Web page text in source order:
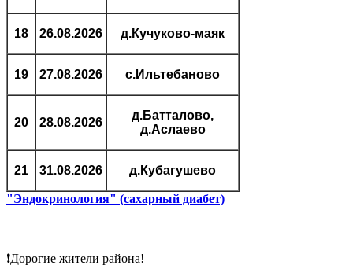
18 26.08.2026 д.Кучуково-маяк
19 27.08.2026 с.Ильтебаново
20 28.08.2026
д.Батталово,
д.Аслаево
21 31.08.2026 д.Кубагушево
"Эндокринология" (сахарный диабет)
❗Дорогие жители района!